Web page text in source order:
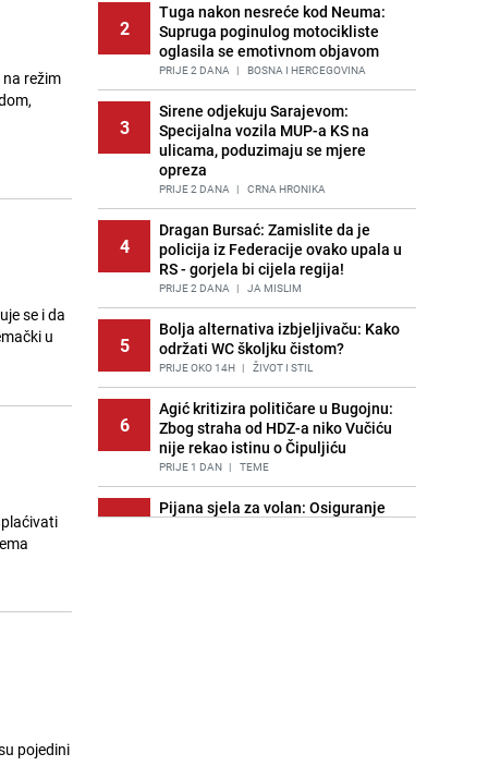
režim
se i da
u
pojedini
2
Tuga nakon nesreće kod Neuma:
Supruga poginulog motocikliste
oglasila se emotivnom objavom
PRIJE 2 DANA | BOSNA I HERCEGOVINA
3
Sirene odjekuju Sarajevom:
Specijalna vozila MUP-a KS na
ulicama, poduzimaju se mjere
opreza
PRIJE 2 DANA | CRNA HRONIKA
4
Dragan Bursać: Zamislite da je
policija iz Federacije ovako upala u
RS - gorjela bi cijela regija!
PRIJE 2 DANA | JA MISLIM
5
Bolja alternativa izbjeljivaču: Kako
održati WC školjku čistom?
PRIJE OKO 14H | ŽIVOT I STIL
6
Agić kritizira političare u Bugojnu:
Zbog straha od HDZ-a niko Vučiću
nije rekao istinu o Čipuljiću
PRIJE 1 DAN | TEME
7
Pijana sjela za volan: Osiguranje